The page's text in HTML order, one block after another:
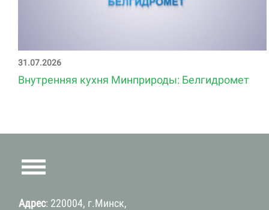
31.07.2026
Внутренняя кухня Минприроды: Белгидромет
Адрес: 220004, г.Минск,